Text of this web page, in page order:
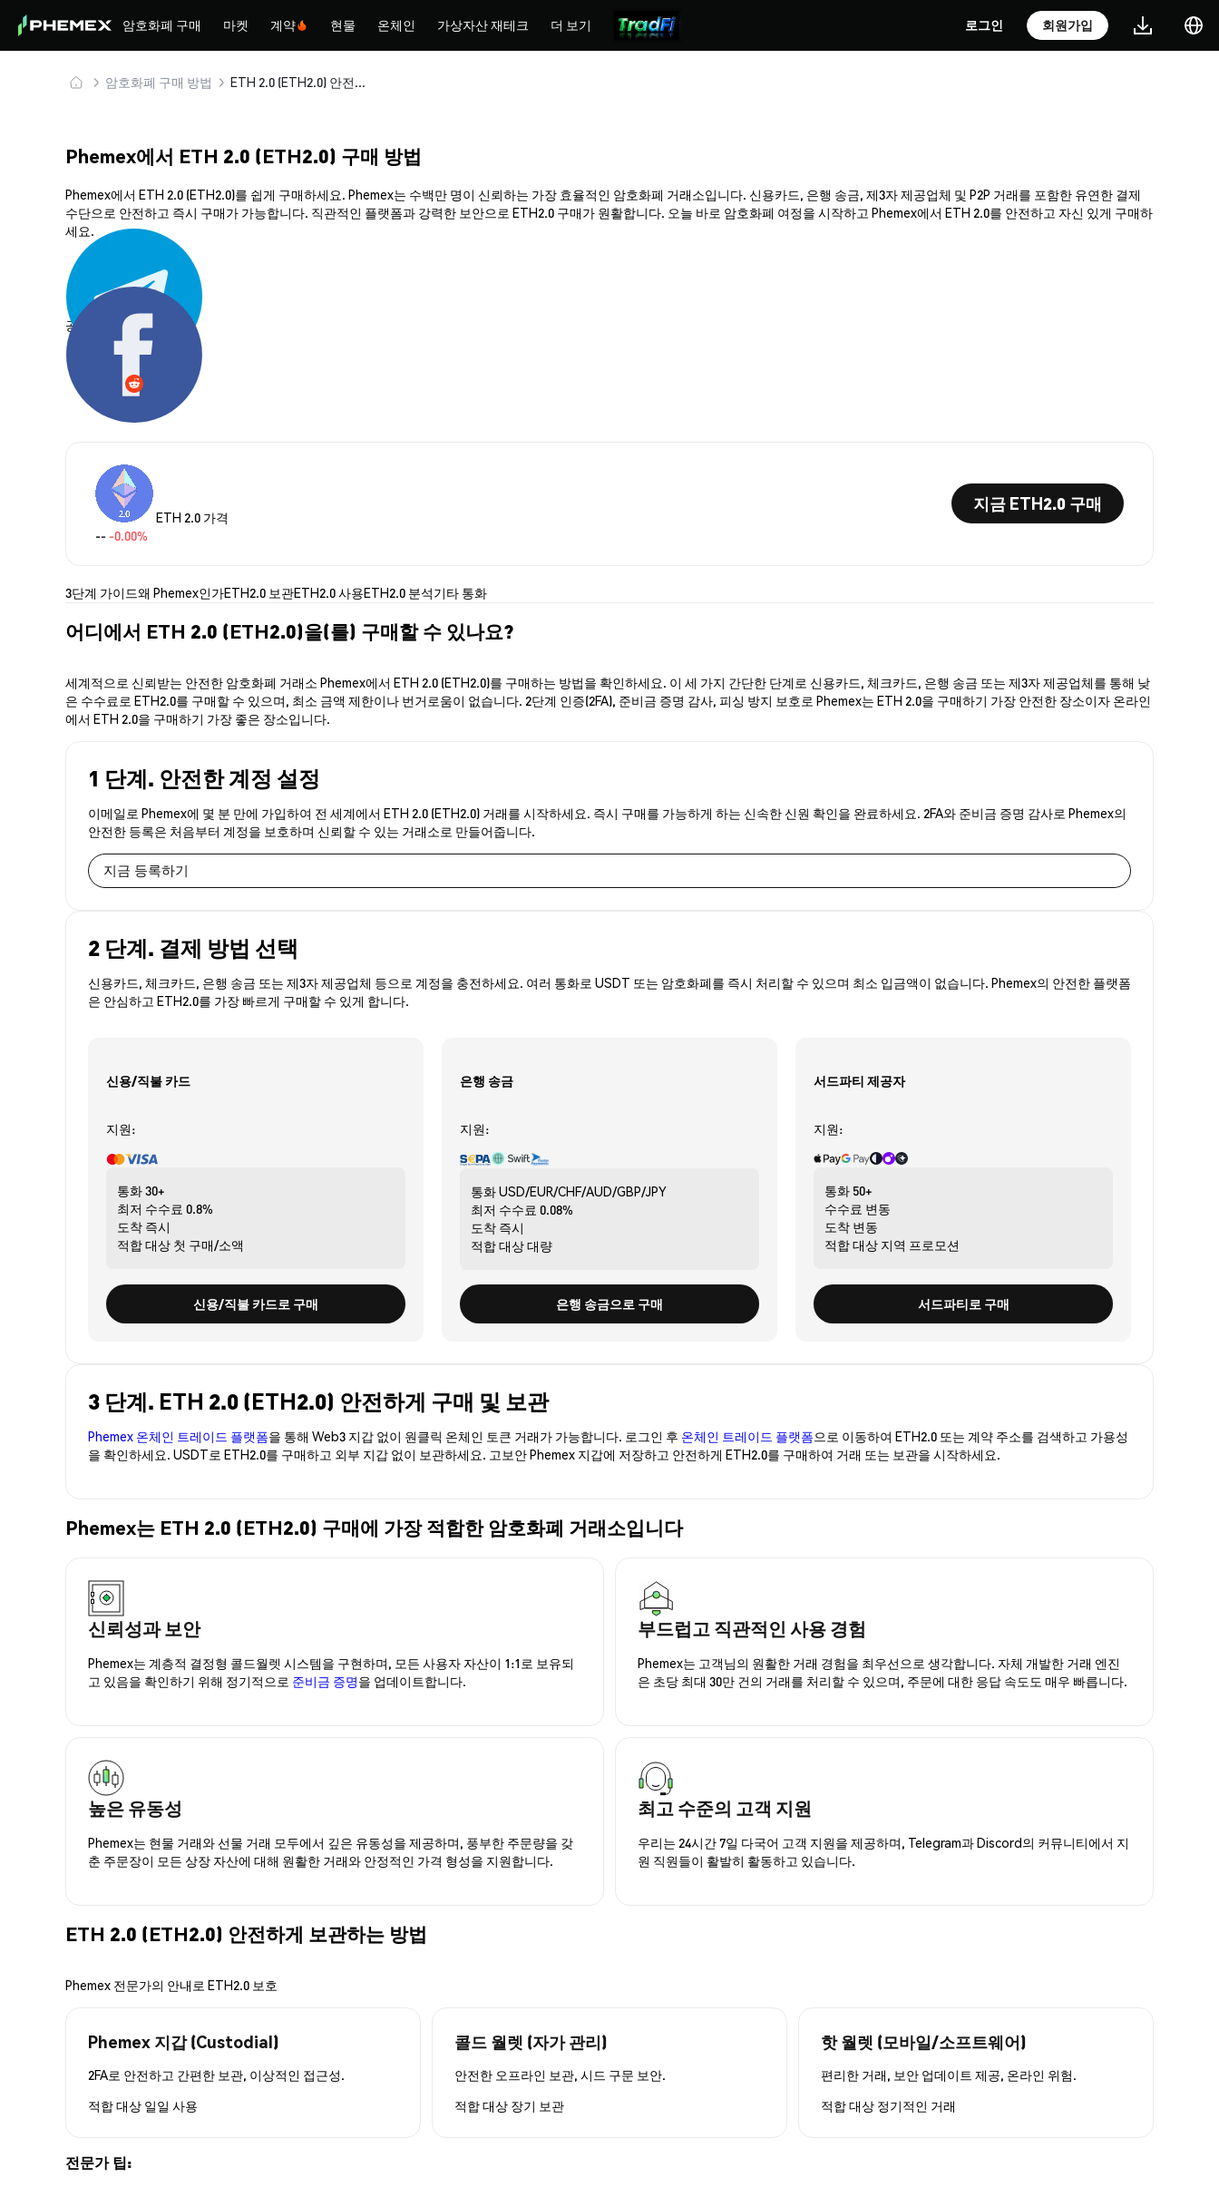
암호화폐 구매 마켓 계약 현물 온체인 가상자산 재테크 더 보기 로그인 회원가입
암호화폐 구매 방법 ETH 2.0 (ETH2.0) 안전하게 구매 및 보관
Phemex에서 ETH 2.0 (ETH2.0) 구매 방법
Phemex에서 ETH 2.0 (ETH2.0)를 쉽게 구매하세요. Phemex는 수백만 명이 신뢰하는 가장 효율적인 암호화폐 거래소입니다. 신용카드, 은행 송금, 제3자 제공업체 및 P2P 거래를 포함한 유연한 결제
수단으로 안전하고 즉시 구매가 가능합니다. 직관적인 플랫폼과 강력한 보안으로 ETH2.0 구매가 원활합니다. 오늘 바로 암호화폐 여정을 시작하고 Phemex에서 ETH 2.0를 안전하고 자신 있게 구매하
세요.
공유하기:
ETH 2.0 가격
-- -0.00%
지금 ETH2.0 구매
3단계 가이드왜 Phemex인가ETH2.0 보관ETH2.0 사용ETH2.0 분석기타 통화
어디에서 ETH 2.0 (ETH2.0)을(를) 구매할 수 있나요?
세계적으로 신뢰받는 안전한 암호화폐 거래소 Phemex에서 ETH 2.0 (ETH2.0)를 구매하는 방법을 확인하세요. 이 세 가지 간단한 단계로 신용카드, 체크카드, 은행 송금 또는 제3자 제공업체를 통해 낮
은 수수료로 ETH2.0를 구매할 수 있으며, 최소 금액 제한이나 번거로움이 없습니다. 2단계 인증(2FA), 준비금 증명 감사, 피싱 방지 보호로 Phemex는 ETH 2.0을 구매하기 가장 안전한 장소이자 온라인
에서 ETH 2.0을 구매하기 가장 좋은 장소입니다.
1 단계. 안전한 계정 설정
이메일로 Phemex에 몇 분 만에 가입하여 전 세계에서 ETH 2.0 (ETH2.0) 거래를 시작하세요. 즉시 구매를 가능하게 하는 신속한 신원 확인을 완료하세요. 2FA와 준비금 증명 감사로 Phemex의
안전한 등록은 처음부터 계정을 보호하며 신뢰할 수 있는 거래소로 만들어줍니다.
지금 등록하기
2 단계. 결제 방법 선택
신용카드, 체크카드, 은행 송금 또는 제3자 제공업체 등으로 계정을 충전하세요. 여러 통화로 USDT 또는 암호화폐를 즉시 처리할 수 있으며 최소 입금액이 없습니다. Phemex의 안전한 플랫폼
은 안심하고 ETH2.0를 가장 빠르게 구매할 수 있게 합니다.
신용/직불 카드
지원:
통화30+
최저 수수료 0.8%
도착 즉시
적합 대상 첫 구매/소액
신용/직불 카드로 구매
은행 송금
지원:
통화USD/EUR/CHF/AUD/GBP/JPY
최저 수수료 0.08%
도착 즉시
적합 대상대량
은행 송금으로 구매
서드파티 제공자
지원:
통화 50+
수수료 변동
도착 변동
적합 대상 지역 프로모션
서드파티로 구매
3 단계. ETH 2.0 (ETH2.0) 안전하게 구매 및 보관
Phemex 온체인 트레이드 플랫폼을 통해 Web3 지갑 없이 원클릭 온체인 토큰 거래가 가능합니다. 로그인 후 온체인 트레이드 플랫폼으로 이동하여 ETH2.0 또는 계약 주소를 검색하고 가용성
을 확인하세요. USDT로 ETH2.0를 구매하고 외부 지갑 없이 보관하세요. 고보안 Phemex 지갑에 저장하고 안전하게 ETH2.0를 구매하여 거래 또는 보관을 시작하세요.
Phemex는 ETH 2.0 (ETH2.0) 구매에 가장 적합한 암호화폐 거래소입니다
신뢰성과 보안
Phemex는 계층적 결정형 콜드월렛 시스템을 구현하며, 모든 사용자 자산이 1:1로 보유되
고 있음을 확인하기 위해 정기적으로 준비금 증명을 업데이트합니다.
부드럽고 직관적인 사용 경험
Phemex는 고객님의 원활한 거래 경험을 최우선으로 생각합니다. 자체 개발한 거래 엔진
은 초당 최대 30만 건의 거래를 처리할 수 있으며, 주문에 대한 응답 속도도 매우 빠릅니다.
높은 유동성
Phemex는 현물 거래와 선물 거래 모두에서 깊은 유동성을 제공하며, 풍부한 주문량을 갖
춘 주문장이 모든 상장 자산에 대해 원활한 거래와 안정적인 가격 형성을 지원합니다.
최고 수준의 고객 지원
우리는 24시간 7일 다국어 고객 지원을 제공하며, Telegram과 Discord의 커뮤니티에서 지
원 직원들이 활발히 활동하고 있습니다.
ETH 2.0 (ETH2.0) 안전하게 보관하는 방법
Phemex 전문가의 안내로 ETH2.0 보호
Phemex 지갑 (Custodial)
2FA로 안전하고 간편한 보관, 이상적인 접근성.
적합 대상 일일 사용
콜드 월렛 (자가 관리)
안전한 오프라인 보관, 시드 구문 보안.
적합 대상 장기 보관
핫 월렛 (모바일/소프트웨어)
편리한 거래, 보안 업데이트 제공, 온라인 위험.
적합 대상 정기적인 거래
전문가 팁: